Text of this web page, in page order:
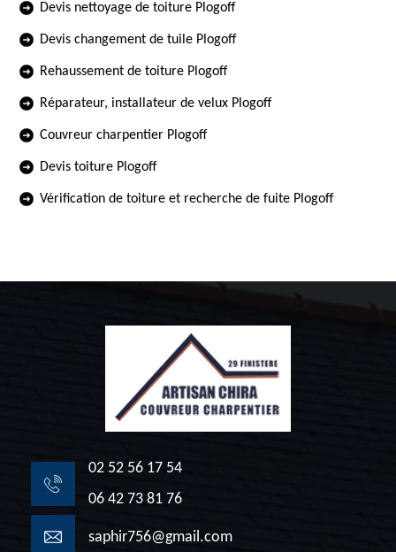
Devis nettoyage de toiture Plogoff
Devis changement de tuile Plogoff
Rehaussement de toiture Plogoff
Réparateur, installateur de velux Plogoff
Couvreur charpentier Plogoff
Devis toiture Plogoff
Vérification de toiture et recherche de fuite Plogoff
02 52 56 17 54
06 42 73 81 76
saphir756@gmail.com